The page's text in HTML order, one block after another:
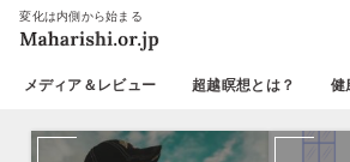
変化は内側から始まる
メディア＆レビュー 超越瞑想とは？ 健